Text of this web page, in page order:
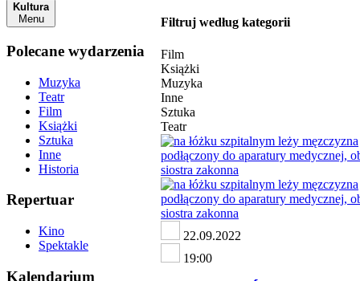
Kultura
Menu
Polecane wydarzenia
Muzyka
Teatr
Film
Książki
Sztuka
Inne
Historia
Repertuar
Kino
Spektakle
Kalendarium
Filtruj według kategorii
Film
Książki
Muzyka
Inne
Sztuka
Teatr
22.09.2022
19:00